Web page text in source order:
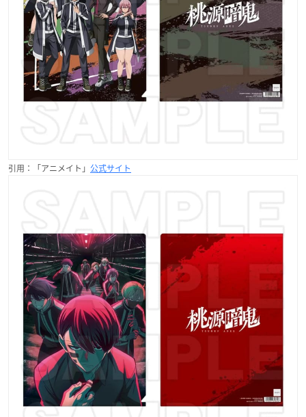
引用：「アニメイト」 公式サイト